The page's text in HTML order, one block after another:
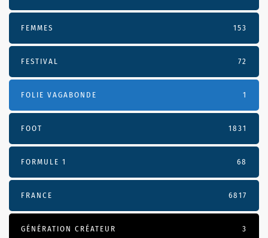
FEMMES 153
FESTIVAL 72
FOLIE VAGABONDE 1
FOOT 1831
FORMULE 1 68
FRANCE 6817
GÉNÉRATION CRÉATEUR 3